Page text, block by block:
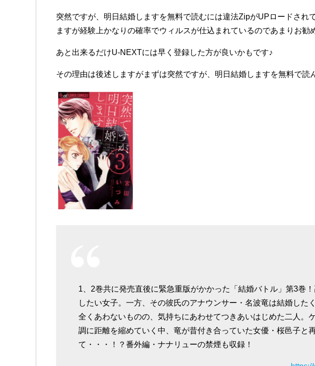
突然ですが、明日結婚しますを無料で読むには違法ZipがUPロードされ
ますが経験上かなりの確率でウィルスが仕込まれているのであまりお勧
あと出来るだけU-NEXTには早く登録した方が良いかもです♪
その理由は後述しますがまずは突然ですが、明日結婚しますを無料で読
1、2巻共に発売直後に緊急重版がかかった「結婚バトル」第3巻
したい女子。一方、その彼氏のアナウンサー・名波竜は結婚した
全くあわないものの、気持ちにあわせてつきあいはじめた二人。
調に距離を縮めていく中、竜が昔付き合っていた女優・桜邑子と
て・・・！？番外編・ナナリューの禁煙も収録！